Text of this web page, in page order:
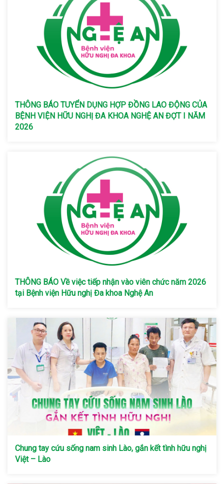
THÔNG BÁO TUYỂN DỤNG HỢP ĐỒNG LAO ĐỘNG CỦA
BỆNH VIỆN HỮU NGHỊ ĐA KHOA NGHỆ AN ĐỢT I NĂM
2026
THÔNG BÁO Về việc tiếp nhận vào viên chức năm 2026
tại Bệnh viện Hữu nghị Đa khoa Nghệ An
Chung tay cứu sống nam sinh Lào, gắn kết tình hữu nghị
Việt – Lào